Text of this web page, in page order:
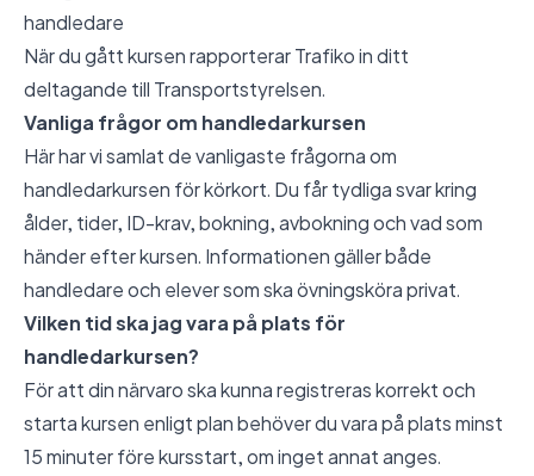
handledare
När du gått kursen rapporterar Trafiko in ditt
deltagande till Transportstyrelsen.
Vanliga frågor om handledarkursen
Här har vi samlat de vanligaste frågorna om
handledarkursen för körkort. Du får tydliga svar kring
ålder, tider, ID-krav, bokning, avbokning och vad som
händer efter kursen. Informationen gäller både
handledare och elever som ska övningsköra privat.
Vilken tid ska jag vara på plats för
handledarkursen?
För att din närvaro ska kunna registreras korrekt och
starta kursen enligt plan behöver du vara på plats minst
15 minuter före kursstart, om inget annat anges.